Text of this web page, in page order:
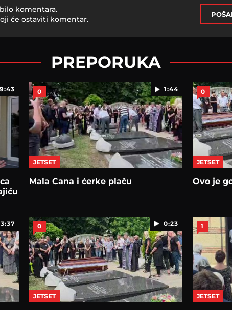
komentara.
će ostaviti komentar.
PREPORUKA
9:43 1:44
0
JETSET
Mala Cana i ćerke plaču
0
JETSET
Ovo je
3:37 0:23
0
JETSET
1
JETSET